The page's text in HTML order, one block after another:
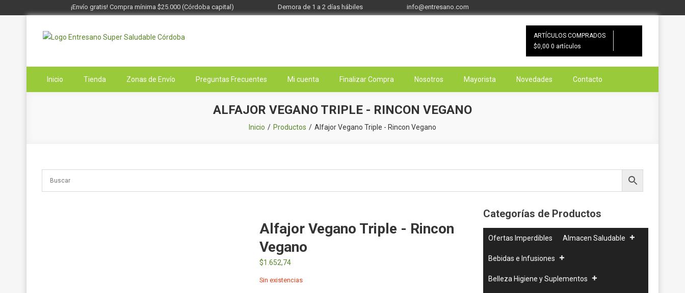
¡Envío gratis! Compra mínima $25.000 (Córdoba capital) Demora de 1 a 2 días hábiles info@entresano.com
ARTÍCULOS COMPRADOS
$0,00 0 artículos
Inicio Tienda Zonas de Envío Preguntas Frecuentes Mi cuenta Finalizar Compra Nosotros Mayorista Novedades Contacto
ALFAJOR VEGANO TRIPLE - RINCON VEGANO
Inicio Productos Alfajor Vegano Triple - Rincon Vegano
Alfajor Vegano Triple - Rincon
Vegano
$1.652,74
Sin existencias
Categorías de Productos
Ofertas Imperdibles Almacen Saludable
Bebidas e Infusiones
Belleza Higiene y Suplementos